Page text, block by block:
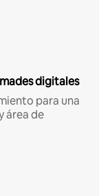
digitales
para una
área de